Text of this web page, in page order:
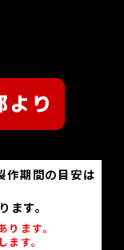
作期間の目安は
ます。
ます。
す。